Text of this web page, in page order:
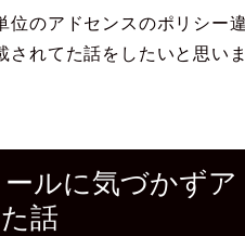
位のアドセンスのポリシー
れてた話をしたいと思いま
ルに気づかず
話